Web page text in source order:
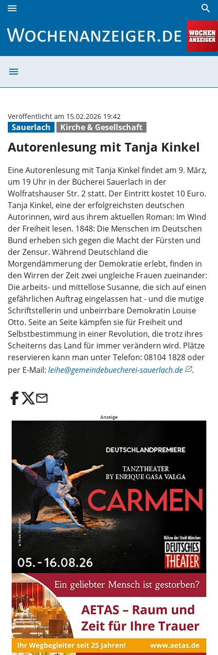
menu search
menu
Sauerlach Kirche & Gesellschaft
Veröffentlicht am 15.02.2026 19:42
Autorenlesung mit Tanja Kinkel
Eine Autorenlesung mit Tanja Kinkel findet am 9. März,
um 19 Uhr in der Bücherei Sauerlach in der
Wolfratshauser Str. 2 statt. Der Eintritt kostet 10 Euro.
Tanja Kinkel, eine der erfolgreichsten deutschen
Autorinnen, wird aus ihrem aktuellen Roman: Im Wind
der Freiheit lesen. 1848: Die Menschen im Deutschen
Bund erheben sich gegen die Macht der Fürsten und
der Zensur. Während Deutschland die
Morgendämmerung der Demokratie erlebt, finden in
den Wirren der Zeit zwei ungleiche Frauen zueinander:
Die arbeits- und mittellose Susanne, die sich auf einen
gefährlichen Auftrag eingelassen hat - und die mutige
Schriftstellerin und unbeirrbare Demokratin Louise
Otto. Seite an Seite kämpfen sie für Freiheit und
Selbstbestimmung in einer Revolution, die trotz ihres
Scheiterns das Land für immer verändern wird. Plätze
reservieren kann man unter Telefon: 08104 1828 oder
per E-Mail: leihe@gemeindebuecherei-sauerlach.de .
email